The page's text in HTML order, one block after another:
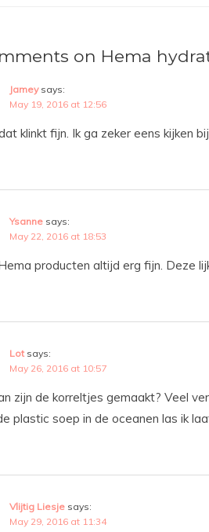
on Hema
Jamey says:
May 19, 2016 at 12:56
klinkt fijn. Ik ga zeker eens kijken
Ysanne says:
May 22, 2016 at 18:53
producten altijd erg fijn. Deze
Lot says:
May 26, 2016 at 10:57
zijn de korreltjes gemaakt? Veel
plastic soep in de oceanen las ik
Vlijtig Liesje says:
May 29, 2016 at 11:34